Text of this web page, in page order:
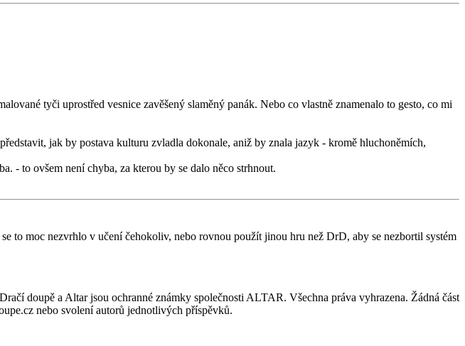
tyči uprostřed vesnice zavěšený slaměný panák. Nebo co vlastně znamenalo to gesto, co mi
jak by postava kulturu zvladla dokonale, aniž by znala jazyk - kromě hluchoněmích,
- to ovšem není chyba, za kterou by se dalo něco strhnout.
to moc nezvrhlo v učení čehokoliv, nebo rovnou použít jinou hru než DrD, aby se nezbortil systém
doupě a Altar jsou ochranné známky společnosti ALTAR. Všechna práva vyhrazena. Žádná část
nebo svolení autorů jednotlivých příspěvků.